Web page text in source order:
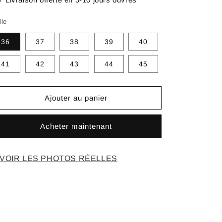
36 37 38 39 40
41 42 43 44 45
Ajouter au panier
Acheter maintenant
VOIR LES PHOTOS RÉELLES